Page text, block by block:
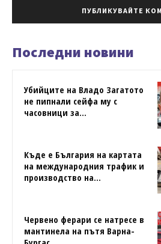
Последни новини
Убийците на Владо Загатото
не пипнали сейфа му с
часовници за...
Къде е България на картата
на международния трафик и
производство на...
Червено ферари се натресе в
мантинела на пътя Варна-